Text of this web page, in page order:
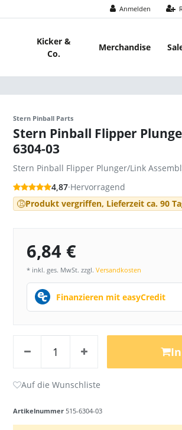
Anmelden
Kicker &
Co.
Merchandise
Stern Pinball Parts
Stern Pinball Flipper
6304-03
Stern Pinball Flipper Plunger/Link
4,87·Hervorragend
Produkt vergriffen, Lieferzeit ca. 90
6,84 €
* inkl. ges. MwSt. zzgl.Versandkosten
Finanzieren mit easyCredit
Artikelnummer 515-6304-03